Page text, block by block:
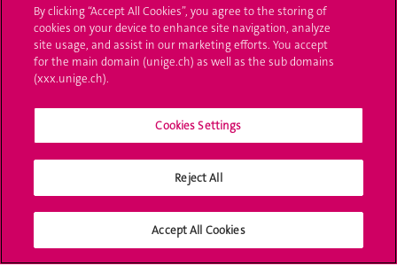
UNIGE Mobile
Médias
Offres d'emploi
Calendrier académique
Médias sociaux UNIGE
By clicking “Accept All Cookies”, you agree to the storing of
cookies on your device to enhance site navigation, analyze
site usage, and assist in our marketing efforts. You accept
for the main domain (unige.ch) as well as the sub domains
(xxx.unige.ch).
Cookies Settings
Reject All
Accept All Cookies